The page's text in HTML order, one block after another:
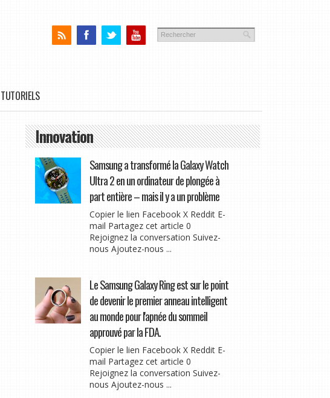
TUTORIELS
Innovation
Samsung a transformé la Galaxy Watch
Ultra 2 en un ordinateur de plongée à
part entière – mais il y a un problème
Copier le lien Facebook X Reddit E-
mail Partagez cet article 0
Rejoignez la conversation Suivez-
nous Ajoutez-nous ...
Le Samsung Galaxy Ring est sur le point
de devenir le premier anneau intelligent
au monde pour l'apnée du sommeil
approuvé par la FDA.
Copier le lien Facebook X Reddit E-
mail Partagez cet article 0
Rejoignez la conversation Suivez-
nous Ajoutez-nous ...